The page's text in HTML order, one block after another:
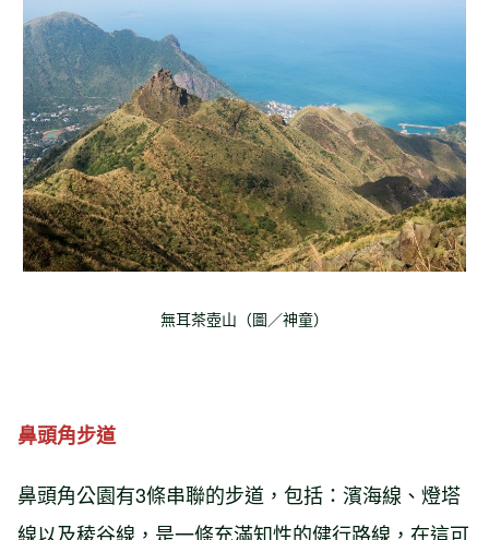
無耳茶壺山（圖／神童）
鼻頭角步道
鼻頭角公園有3條串聯的步道，包括：濱海線、燈塔
線以及稜谷線，是一條充滿知性的健行路線，在這可